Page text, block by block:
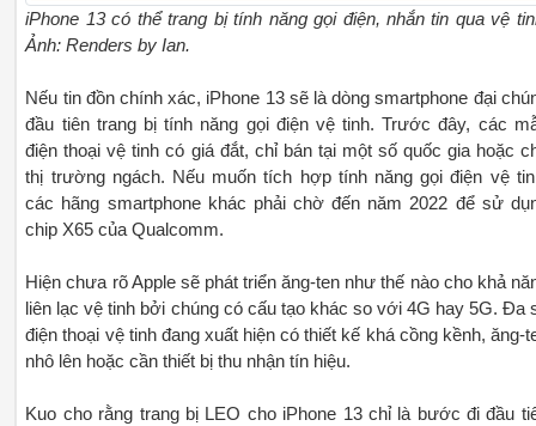
iPhone 13 có thể trang bị tính năng gọi điện, nhắn tin qua vệ
Ảnh: Renders by Ian.
Nếu tin đồn chính xác, iPhone 13 sẽ là dòng smartphone đại
đầu tiên trang bị tính năng gọi điện vệ tinh. Trước đây, các
điện thoại vệ tinh có giá đắt, chỉ bán tại một số quốc gia hoặc
thị trường ngách. Nếu muốn tích hợp tính năng gọi điện vệ
các hãng smartphone khác phải chờ đến năm 2022 để sử
chip X65 của Qualcomm.
Hiện chưa rõ Apple sẽ phát triển ăng-ten như thế nào cho khả
liên lạc vệ tinh bởi chúng có cấu tạo khác so với 4G hay 5G. Đa
điện thoại vệ tinh đang xuất hiện có thiết kế khá cồng kềnh, ăng-
nhô lên hoặc cần thiết bị thu nhận tín hiệu.
Kuo cho rằng trang bị LEO cho iPhone 13 chỉ là bước đi đầu